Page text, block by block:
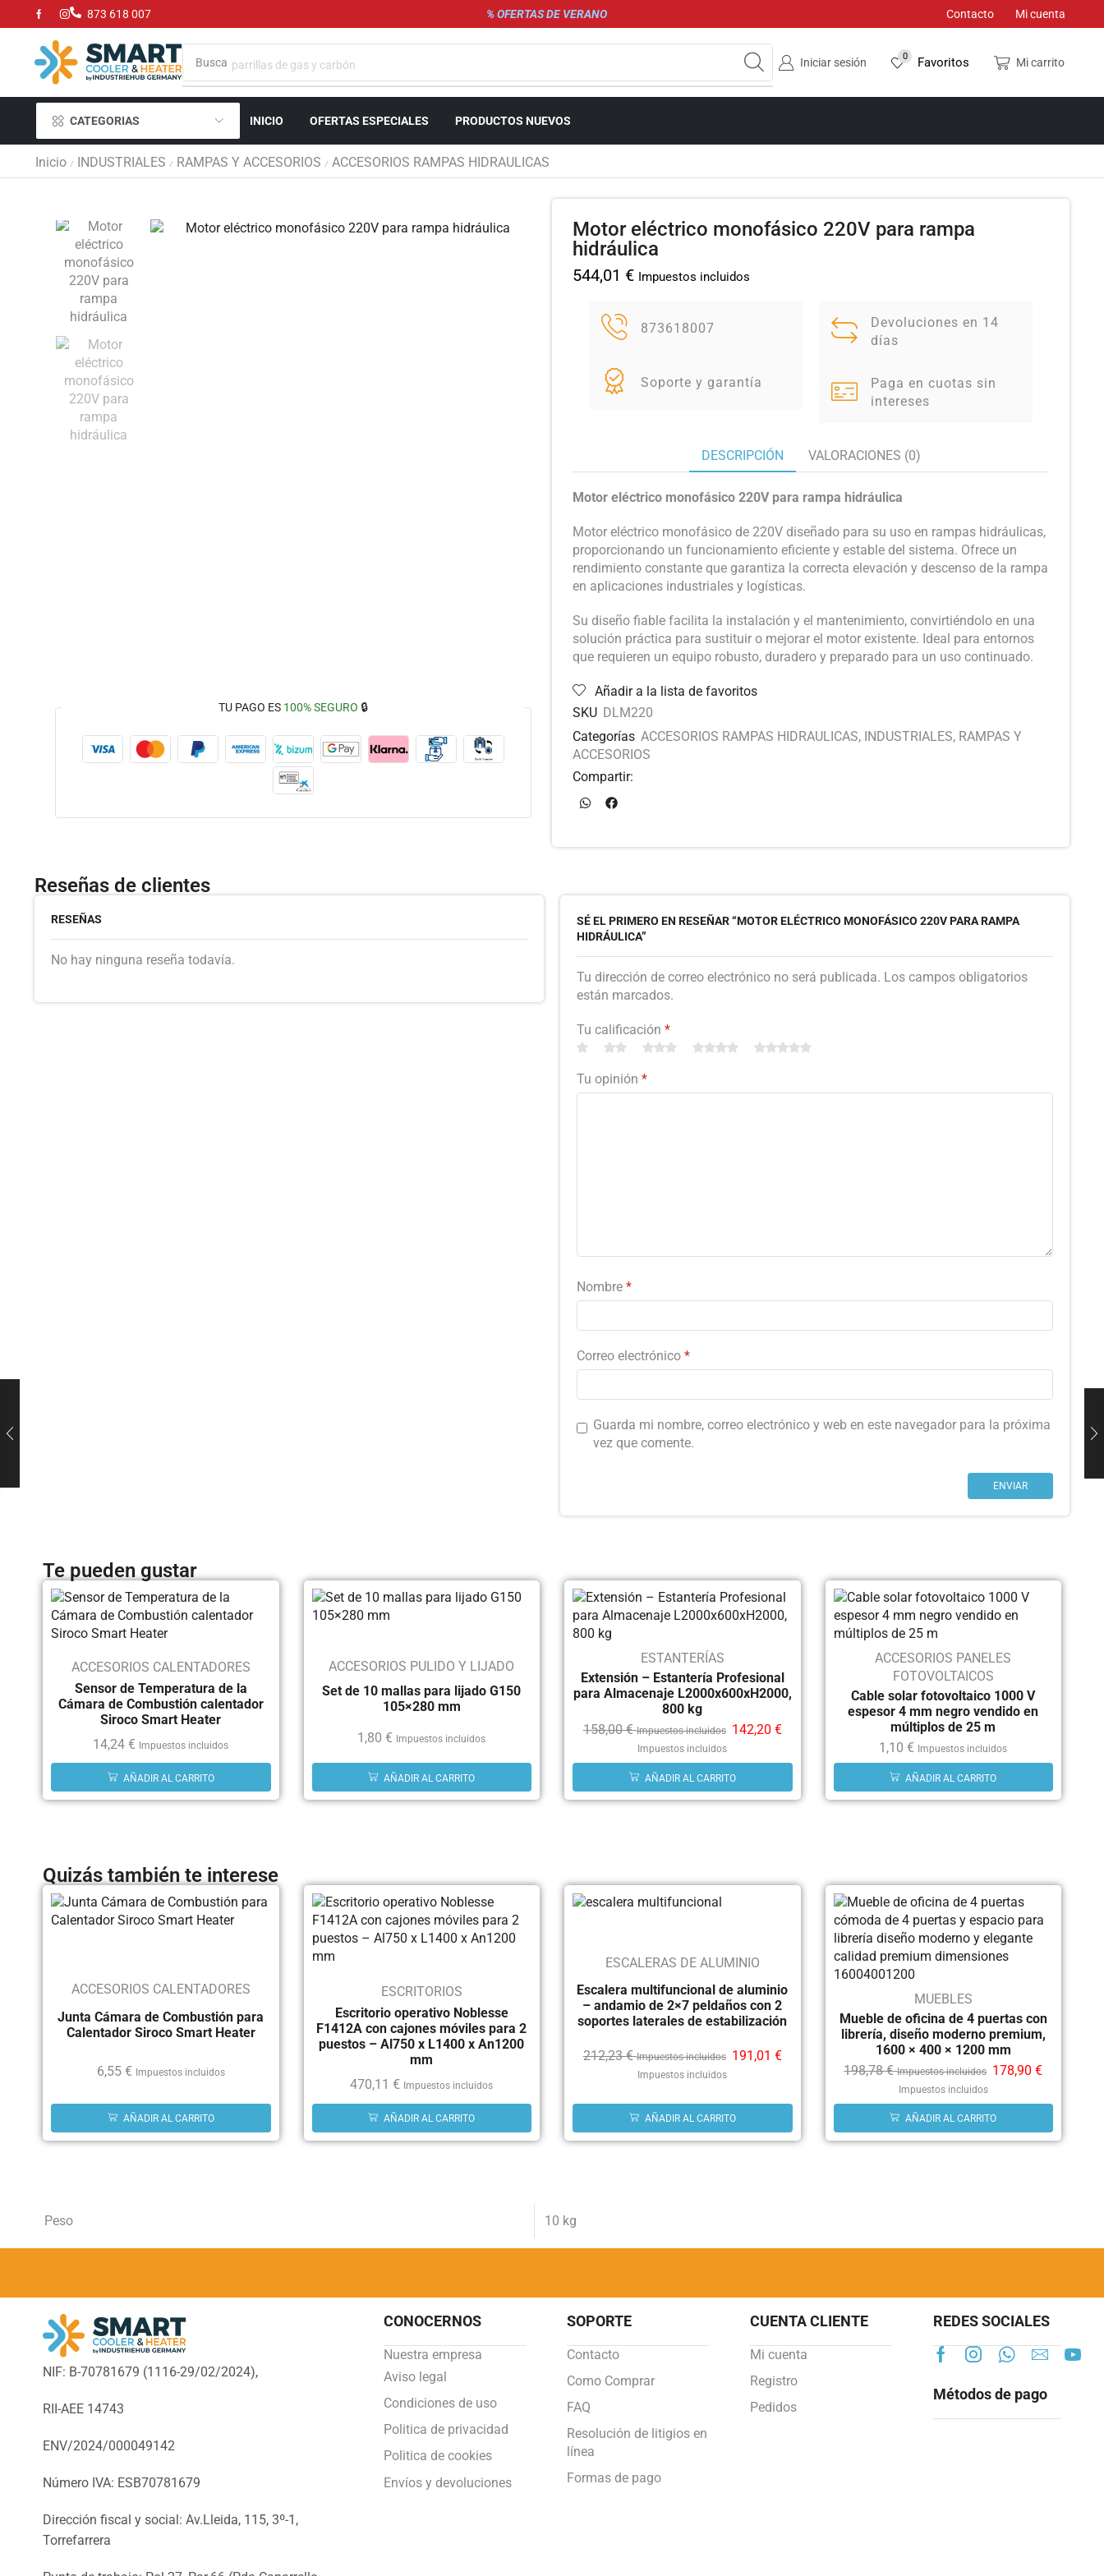
873 618 007 % OFERTAS DE VERANO Contacto Mi cuenta
Busca parrillas de gas y carbón Iniciar sesión 0 Favoritos Mi carrito
CATEGORIAS INICIO OFERTAS ESPECIALES PRODUCTOS NUEVOS
Inicio / INDUSTRIALES / RAMPAS Y ACCESORIOS / ACCESORIOS RAMPAS HIDRAULICAS
TU PAGO ES 100% SEGURO 🔒
Motor eléctrico monofásico 220V para rampa
hidráulica
544,01 € Impuestos incluidos
873618007
Soporte y garantía
Devoluciones en 14
días
Paga en cuotas sin
intereses
DESCRIPCIÓN VALORACIONES (0)
Motor eléctrico monofásico 220V para rampa hidráulica
Motor eléctrico monofásico de 220V diseñado para su uso en rampas hidráulicas,
proporcionando un funcionamiento eficiente y estable del sistema. Ofrece un
rendimiento constante que garantiza la correcta elevación y descenso de la rampa
en aplicaciones industriales y logísticas.
Su diseño fiable facilita la instalación y el mantenimiento, convirtiéndolo en una
solución práctica para sustituir o mejorar el motor existente. Ideal para entornos
que requieren un equipo robusto, duradero y preparado para un uso continuado.
Añadir a la lista de favoritos
SKU DLM220
Categorías ACCESORIOS RAMPAS HIDRAULICAS, INDUSTRIALES, RAMPAS Y
ACCESORIOS
Compartir:
Reseñas de clientes
RESEÑAS
No hay ninguna reseña todavía.
SÉ EL PRIMERO EN RESEÑAR “MOTOR ELÉCTRICO MONOFÁSICO 220V PARA RAMPA
HIDRÁULICA”
Tu dirección de correo electrónico no será publicada. Los campos obligatorios
están marcados.
Tu calificación *
Tu opinión *
Nombre *
Correo electrónico *
Guarda mi nombre, correo electrónico y web en este navegador para la próxima
vez que comente.
Te pueden gustar
ACCESORIOS CALENTADORES
Sensor de Temperatura de la
Cámara de Combustión calentador
Siroco Smart Heater
14,24€ Impuestos incluidos
AÑADIR AL CARRITO
ACCESORIOS PULIDO Y LIJADO
Set de 10 mallas para lijado G150
105×280 mm
1,80€ Impuestos incluidos
AÑADIR AL CARRITO
ESTANTERÍAS
Extensión – Estantería Profesional
para Almacenaje L2000x600xH2000,
800 kg
158,00€ Impuestos incluidos 142,20 €
Impuestos incluidos
AÑADIR AL CARRITO
ACCESORIOS PANELES
FOTOVOLTAICOS
Cable solar fotovoltaico 1000 V
espesor 4 mm negro vendido en
múltiplos de 25 m
1,10€ Impuestos incluidos
AÑADIR AL CARRITO
Quizás también te interese
ACCESORIOS CALENTADORES
Junta Cámara de Combustión para
Calentador Siroco Smart Heater
6,55 € Impuestos incluidos
AÑADIR AL CARRITO
ESCRITORIOS
Escritorio operativo Noblesse
F1412A con cajones móviles para 2
puestos – Al750 x L1400 x An1200
mm
470,11€ Impuestos incluidos
AÑADIR AL CARRITO
ESCALERAS DE ALUMINIO
Escalera multifuncional de aluminio
– andamio de 2×7 peldaños con 2
soportes laterales de estabilización
212,23€ Impuestos incluidos 191,01 €
Impuestos incluidos
AÑADIR AL CARRITO
MUEBLES
Mueble de oficina de 4 puertas con
librería, diseño moderno premium,
1600 × 400 × 1200 mm
198,78€ Impuestos incluidos 178,90€
Impuestos incluidos
AÑADIR AL CARRITO
Peso 10 kg
NIF: B-70781679 (1116-29/02/2024),
RII-AEE 14743
ENV/2024/000049142
Número IVA: ESB70781679
Dirección fiscal y social: Av.Lleida, 115, 3º-1,
Torrefarrera
CONOCERNOS
Nuestra empresa
Aviso legal
Condiciones de uso
Politica de privacidad
Politica de cookies
Envíos y devoluciones
SOPORTE
Contacto
Como Comprar
FAQ
Resolución de litigios en
línea
Formas de pago
CUENTA CLIENTE
Mi cuenta
Registro
Pedidos
REDES SOCIALES
Métodos de pago